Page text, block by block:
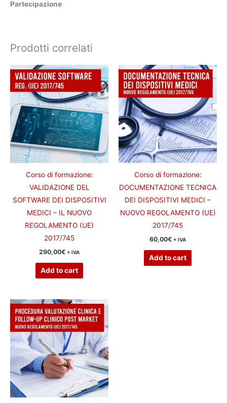
Partecipazione
Prodotti correlati
Corso di formazione:
VALIDAZIONE DEL
SOFTWARE DEI DISPOSITIVI
MEDICI – IL NUOVO
REGOLAMENTO (UE)
2017/745
290,00€ + IVA
Add to cart
Corso di formazione:
DOCUMENTAZIONE TECNICA
DEI DISPOSITIVI MEDICI –
NUOVO REGOLAMENTO (UE)
2017/745
60,00€ + IVA
Add to cart